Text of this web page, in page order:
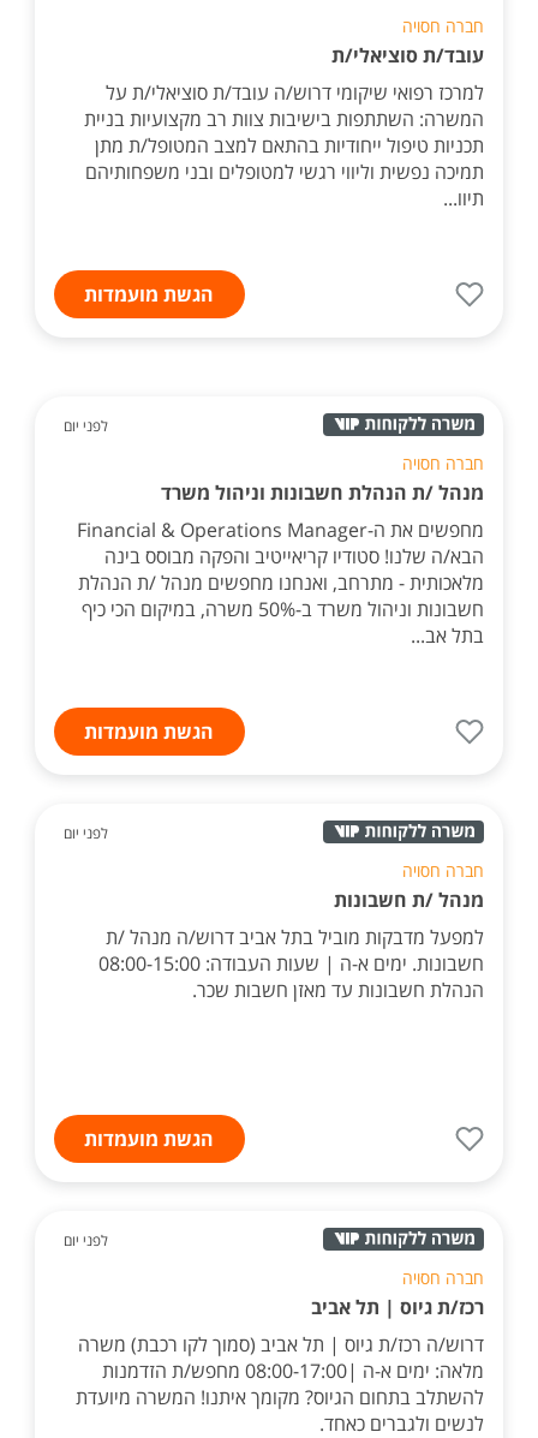
חברה חסויה
עובד/ת סוציאלי/ת
למרכז רפואי שיקומי דרוש/ה עובד/ת סוציאלי/ת על
המשרה: השתתפות בישיבות צוות רב מקצועיות בניית
תכניות טיפול ייחודיות בהתאם למצב המטופל/ת מתן
תמיכה נפשית וליווי רגשי למטופלים ובני משפחותיהם
תיוו...
הגשת מועמדות
לפני יום
חברה חסויה
מנהל /ת הנהלת חשבונות וניהול משרד
מחפשים את ה-Financial & Operations Manager
הבא/ה שלנו! סטודיו קריאייטיב והפקה מבוסס בינה
מלאכותית - מתרחב, ואנחנו מחפשים מנהל /ת הנהלת
חשבונות וניהול משרד ב-50% משרה, במיקום הכי כיף
בתל אב...
הגשת מועמדות
לפני יום
חברה חסויה
מנהל /ת חשבונות
למפעל מדבקות מוביל בתל אביב דרוש/ה מנהל /ת
חשבונות. ימים א-ה | שעות העבודה: 08:00-15:00
הנהלת חשבונות עד מאזן חשבות שכר.
הגשת מועמדות
לפני יום
חברה חסויה
רכז/ת גיוס | תל אביב
דרוש/ה רכז/ת גיוס | תל אביב (סמוך לקו רכבת) משרה
מלאה: ימים א-ה |08:00-17:00 מחפש/ת הזדמנות
להשתלב בתחום הגיוס? מקומך איתנו! המשרה מיועדת
לנשים ולגברים כאחד.